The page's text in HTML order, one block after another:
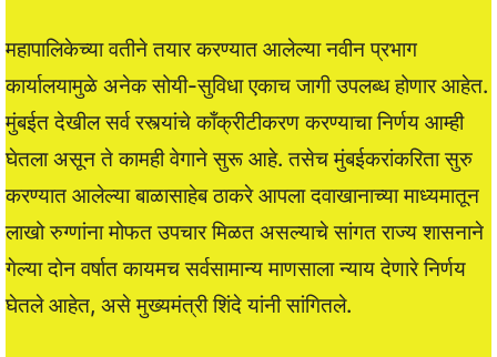
महापालिकेच्या वतीने तयार करण्यात आलेल्या नवीन प्रभाग
कार्यालयामुळे अनेक सोयी-सुविधा एकाच जागी उपलब्ध होणार आहेत.
मुंबईत देखील सर्व रस्त्यांचे काँक्रीटीकरण करण्याचा निर्णय आम्ही
घेतला असून ते कामही वेगाने सुरू आहे. तसेच मुंबईकरांकरिता सुरु
करण्यात आलेल्या बाळासाहेब ठाकरे आपला दवाखानाच्या माध्यमातून
लाखो रुग्णांना मोफत उपचार मिळत असल्याचे सांगत राज्य शासनाने
गेल्या दोन वर्षात कायमच सर्वसामान्य माणसाला न्याय देणारे निर्णय
घेतले आहेत, असे मुख्यमंत्री शिंदे यांनी सांगितले.